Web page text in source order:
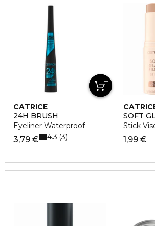
CATRICE
24H BRUSH
Eyeliner Waterproof
3,79 € 4.3 3
SOFT
Stick
1,99 €